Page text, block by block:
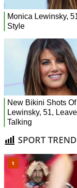
SPORT TREND